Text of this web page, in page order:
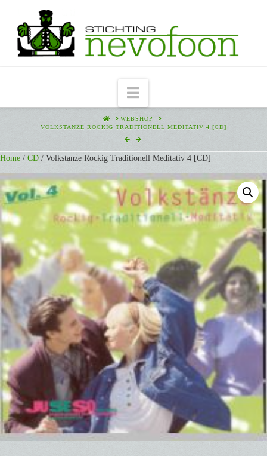
Navigation
HOMEWEBSHOP
VOLKSTANZE ROCKIG TRADITIONELL MEDITATIV 4 [CD]
Home / CD / Volkstanze Rockig Traditionell Meditativ 4 [CD]